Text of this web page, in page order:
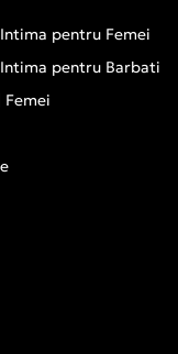
pentru Femei
pentru Barbati
Femei